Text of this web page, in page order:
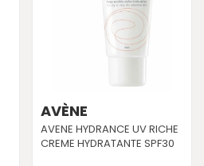
AVÈNE
AVENE HYDRANCE UV RICHE
CREME HYDRATANTE SPF30